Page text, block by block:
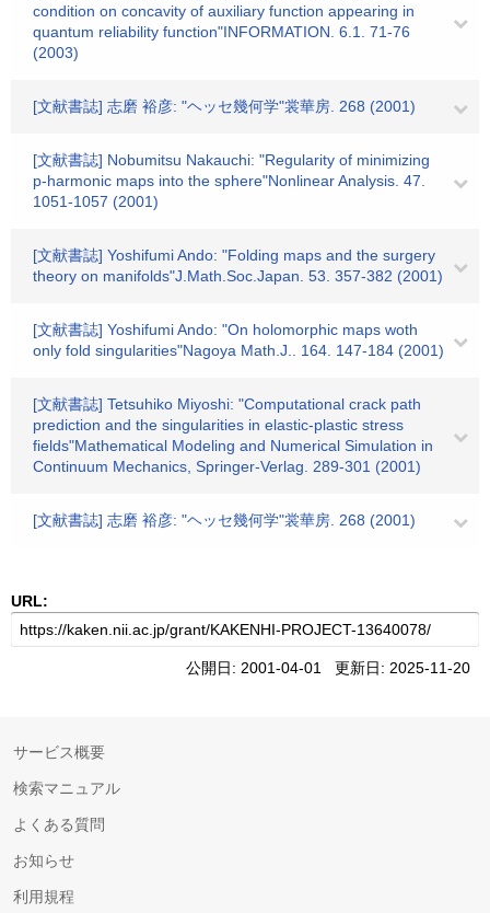
condition on concavity of auxiliary function appearing in
quantum reliability function"INFORMATION. 6.1. 71-76
(2003)
[文献書誌] 志磨 裕彦: "ヘッセ幾何学"裳華房. 268 (2001)
[文献書誌] Nobumitsu Nakauchi: "Regularity of minimizing
p-harmonic maps into the sphere"Nonlinear Analysis. 47.
1051-1057 (2001)
[文献書誌] Yoshifumi Ando: "Folding maps and the surgery
theory on manifolds"J.Math.Soc.Japan. 53. 357-382 (2001)
[文献書誌] Yoshifumi Ando: "On holomorphic maps woth
only fold singularities"Nagoya Math.J.. 164. 147-184 (2001)
[文献書誌] Tetsuhiko Miyoshi: "Computational crack path
prediction and the singularities in elastic-plastic stress
fields"Mathematical Modeling and Numerical Simulation in
Continuum Mechanics, Springer-Verlag. 289-301 (2001)
[文献書誌] 志磨 裕彦: "ヘッセ幾何学"裳華房. 268 (2001)
URL:
公開日: 2001-04-01 更新日: 2025-11-20
サービス概要
検索マニュアル
よくある質問
お知らせ
利用規程